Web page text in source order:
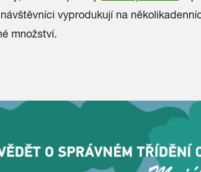
vyprodukují na
množství.